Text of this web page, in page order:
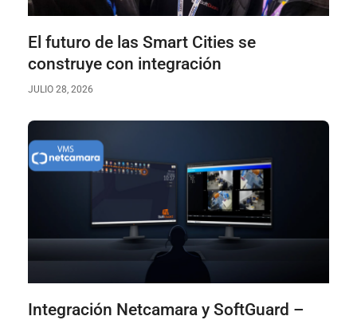
El futuro de las Smart Cities se
construye con integración
JULIO 28, 2026
Integración Netcamara y SoftGuard –